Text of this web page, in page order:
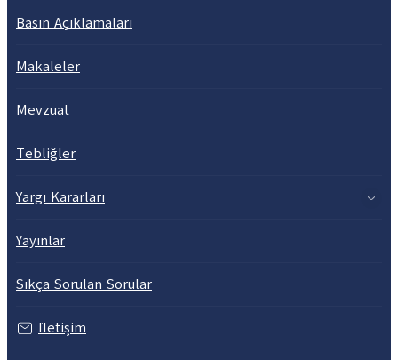
Basın Açıklamaları
Makaleler
Mevzuat
Tebliğler
Yargı Kararları
Yayınlar
Sıkça Sorulan Sorular
İletişim